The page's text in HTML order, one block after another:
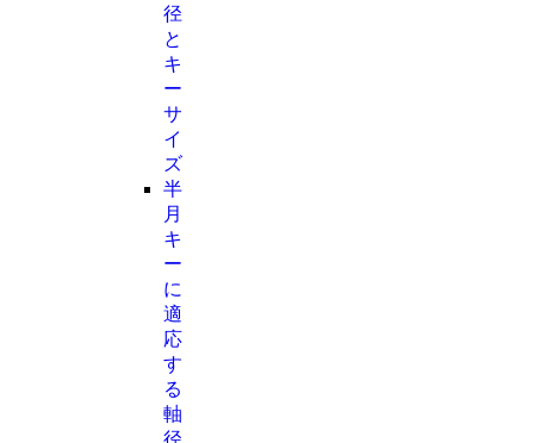
径
と
キ
ー
サ
イ
ズ
半
月
キ
ー
に
適
応
す
る
軸
径